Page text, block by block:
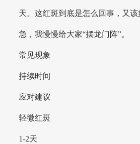
天。这红斑到底是怎么回事，又该
急，我慢慢给大家“摆龙门阵”。
常见现象
持续时间
应对建议
轻微红斑
1-2天